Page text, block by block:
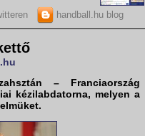
handball.hu blog
– Franciaország
kézilabdatorna, melyen a